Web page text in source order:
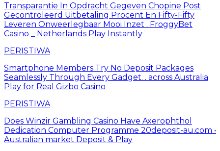
Transparantie In Opdracht Gegeven Chopine Post
Gecontroleerd Uitbetaling Procent En Fifty-Fifty
Leveren Onweerlegbaar Mooi Inzet . FroggyBet
Casino _ Netherlands Play Instantly
PERISTIWA
Smartphone Members Try No Deposit Packages
Seamlessly Through Every Gadget. . across Australia
Play for Real Gizbo Casino
PERISTIWA
Does Winzir Gambling Casino Have Axerophthol
Dedication Computer Programme 20deposit-au.com •
Australian market Deposit & Play